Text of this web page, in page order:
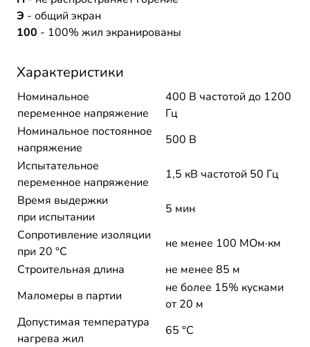
Э - общий экран
100 - 100% жил экранированы
Характеристики
Номинальное
переменное напряжение
400 В частотой до 1200
Гц
Номинальное постоянное
напряжение
500 В
Испытательное
переменное напряжение
1,5 кВ частотой 50 Гц
Время выдержки
при испытании
5 мин
Сопротивление изоляции
при 20 °С
не менее 100 МОм·км
Строительная длина
не менее 85 м
Маломеры в партии
не более 15% кусками
от 20 м
Допустимая температура
нагрева жил
65 °С